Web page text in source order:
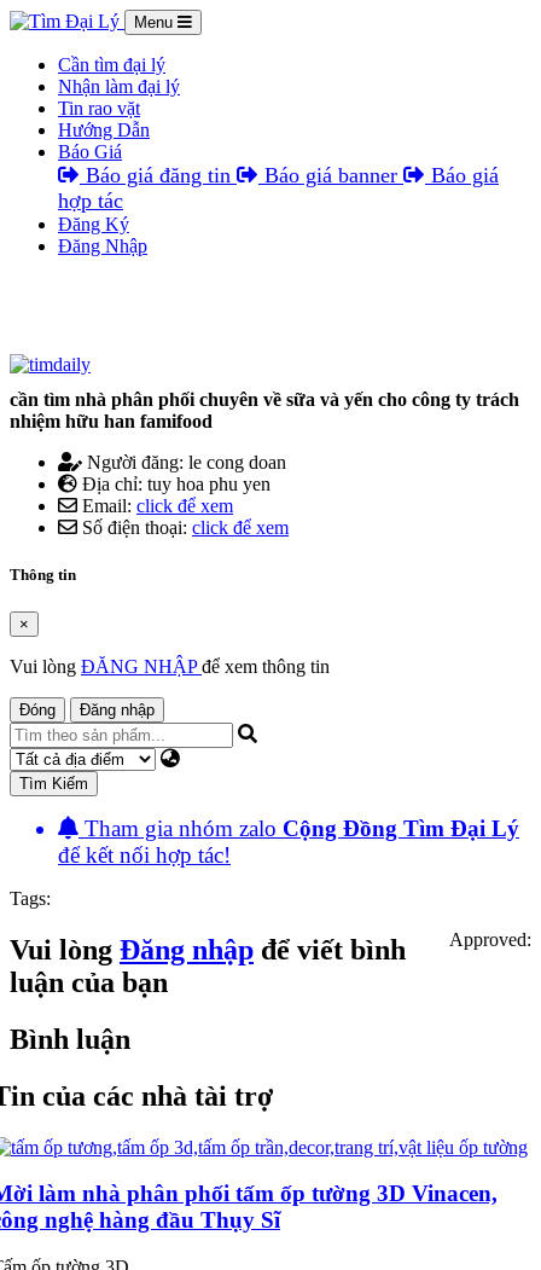
Menu
Cần tìm đại lý
Nhận làm đại lý
Tin rao vặt
Hướng Dẫn
Báo Giá
Báo giá đăng tin Báo giá banner
Báo giá
hợp tác
Đăng Ký
Đăng Nhập
cần tìm nhà phân phối chuyên về sữa và yến cho công ty trách
nhiệm hữu han famifood
Người đăng: le cong doan
Địa chỉ: tuy hoa phu yen
Email: click để xem
Số điện thoại: click để xem
Thông tin
×
Vui lòng ĐĂNG NHẬPđể xem thông tin
Đóng Đăng nhập
Tìm Kiếm
Tham gia nhóm zalo Cộng Đồng Tìm Đại Lý
để kết nối hợp tác!
Tags:
Approved:
Vui lòng Đăng nhập để viết bình
luận của bạn
Bình luận
của các nhà tài trợ
làm nhà phân phối tấm ốp tường 3D Vinacen,
nghệ hàng đầu Thụy Sĩ